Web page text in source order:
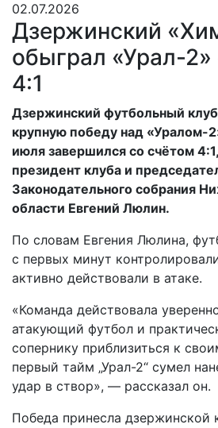
02.07.2026
Дзержинский
обыграл «Урал-2»
4:1
Дзержинский футбольный
крупную победу над «Уралом-
июля завершился со счётом
президент клуба и
Законодательного собрания
области Евгений Люлин.
По словам Евгения Люлина,
с первых минут
активно действовали в атаке.
«Команда действовала
атакующий футбол и
сопернику приблизиться к
первый тайм „Урал-2“ сумел
удар в створ», — рассказал он.
Победа принесла дзержинской